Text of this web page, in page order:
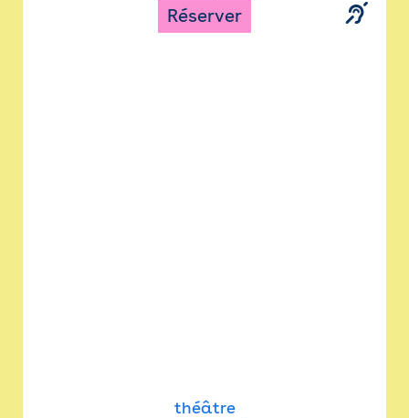
Réserver
théâtre